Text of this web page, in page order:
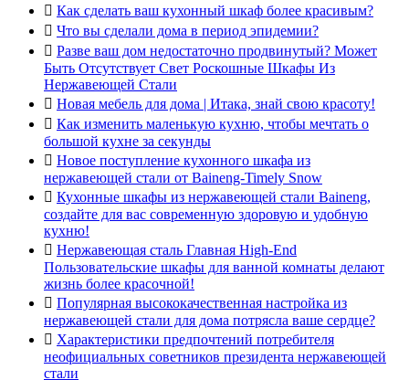
 Как сделать ваш кухонный шкаф более красивым?
 Что вы сделали дома в период эпидемии?
 Разве ваш дом недостаточно продвинутый? Может
Быть Отсутствует Свет Роскошные Шкафы Из
Нержавеющей Стали
 Новая мебель для дома | Итака, знай свою красоту!
 Как изменить маленькую кухню, чтобы мечтать о
большой кухне за секунды
 Новое поступление кухонного шкафа из
нержавеющей стали от Baineng-Timely Snow
 Кухонные шкафы из нержавеющей стали Baineng,
создайте для вас современную здоровую и удобную
кухню!
 Нержавеющая сталь Главная High-End
Пользовательские шкафы для ванной комнаты делают
жизнь более красочной!
 Популярная высококачественная настройка из
нержавеющей стали для дома потрясла ваше сердце?
 Характеристики предпочтений потребителя
неофициальных советников президента нержавеющей
стали